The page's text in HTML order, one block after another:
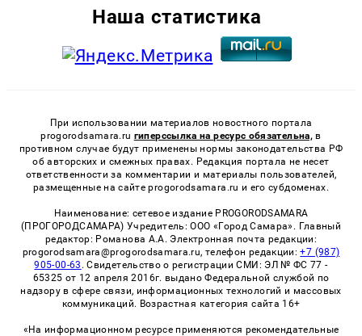
Наша статистика
При использовании материалов новостного портала
progorodsamara.ru гиперссылка на ресурс обязательна, в
противном случае будут применены нормы законодательства РФ
об авторских и смежных правах. Редакция портала не несет
ответственности за комментарии и материалы пользователей,
размещенные на сайте progorodsamara.ru и его субдоменах.
Наименование: сетевое издание PROGORODSAMARA
(ПРОГОРОДСАМАРА) Учредитель: ООО «Город Самара». Главный
редактор: Романова А.А. Электронная почта редакции:
progorodsamara@progorodsamara.ru, телефон редакции:+7 (987)
905-00-63 . Свидетельство о регистрации СМИ: ЭЛ № ФС 77 -
65325 от 12 апреля 2016г. выдано Федеральной службой по
надзору в сфере связи, информационных технологий и массовых
коммуникаций. Возрастная категория сайта 16+
«На информационном ресурсе применяются рекомендательные